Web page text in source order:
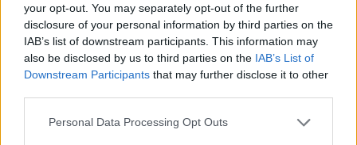
your opt-out. You may separately opt-out of the further
disclosure of your personal information by third parties on the
IAB’s list of downstream participants. This information may
also be disclosed by us to third parties on the IAB’s List of
Downstream Participants that may further disclose it to other
Personal Data Processing Opt Outs
Πριν 8 ημέρες
Εργασίες ασφαλτόστρωσης σε τρεις οδούς του
Βαρβασίου